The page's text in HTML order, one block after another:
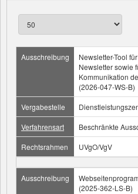
Ausschreibung
Newsletter-Tool
Newsletter sowie
Kommunikation
(2026-047-WS-B)
Vergabestelle
Verfahrensart
Beschränkte
Rechtsrahmen
UVgO/VgV
Ausschreibung
(2025-362-LS-B)